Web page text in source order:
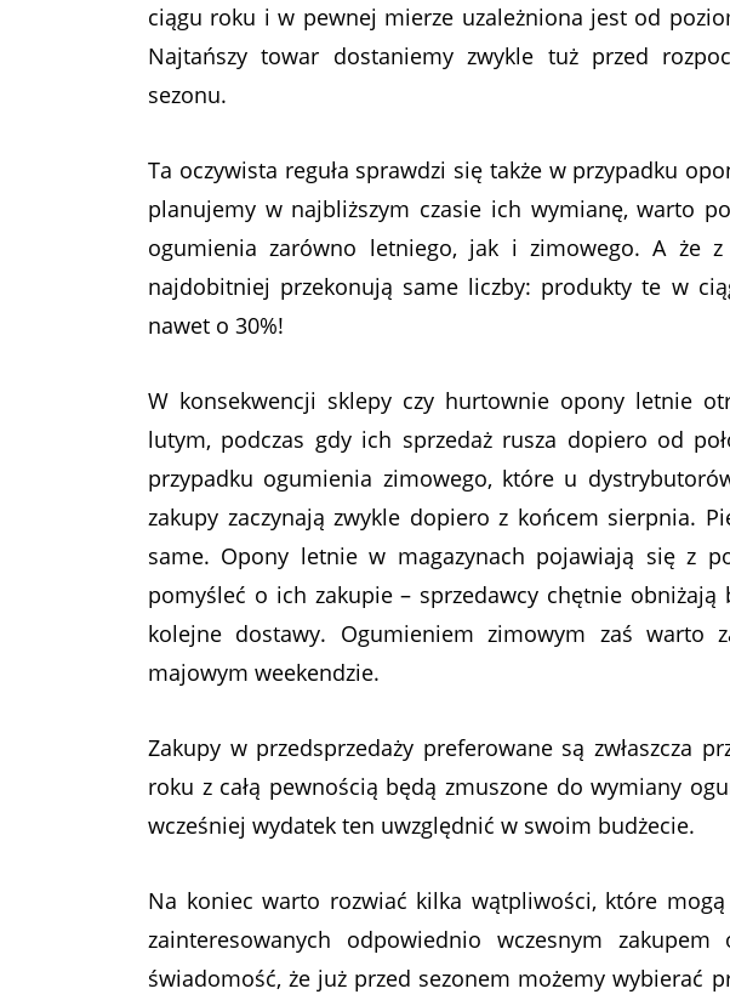
ciągu roku i w pewnej mierze uzależniona jest od
Najtańszy towar dostaniemy zwykle tuż przed
sezonu.
Ta oczywista reguła sprawdzi się także w przypadku
planujemy w najbliższym czasie ich wymianę, warto
ogumienia zarówno letniego, jak i zimowego. A że
najdobitniej przekonują same liczby: produkty te w
nawet o 30%!
W konsekwencji sklepy czy hurtownie opony letnie
lutym, podczas gdy ich sprzedaż rusza dopiero od
przypadku ogumienia zimowego, które u
zakupy zaczynają zwykle dopiero z końcem sierpnia.
same. Opony letnie w magazynach pojawiają się z
pomyśleć o ich zakupie – sprzedawcy chętnie obniżają
kolejne dostawy. Ogumieniem zimowym zaś warto
majowym weekendzie.
Zakupy w przedsprzedaży preferowane są zwłaszcza
roku z całą pewnością będą zmuszone do wymiany
wcześniej wydatek ten uwzględnić w swoim budżecie.
Na koniec warto rozwiać kilka wątpliwości, które
zainteresowanych odpowiednio wczesnym
świadomość, że już przed sezonem możemy wybierać